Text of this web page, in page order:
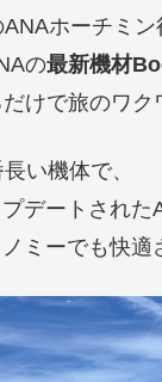
ホーチミン
の最新機材
けで旅のワ
い機体で、
デートされた
ミーでも快適